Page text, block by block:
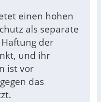
einen hohen
als separate
der
und ihr
ist vor
das